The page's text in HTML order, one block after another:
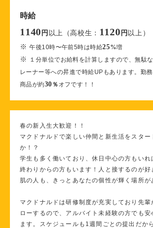
時給
1140 円 以上（高校生： 1120 円 以上）
※午後10時〜午前5時は時給25%増
※
１分単位でお給料を計算しますので、無駄
レーナー等への昇進で時給UPもあります。勤
商品が約30 ％ オフです！！
春の新入生大歓迎！！
マクドナルドで楽しい仲間と新生活をスター
か！？
学生も多く働いており、休日中心の方もいれ
終わりからの方もいます！人と接するのが好
肌の人も、きっとあなたの個性が輝く場所が
マクドナルドは研修制度が充実しており先輩
ローするので、アルバイト未経験の方でも安
ます。スケジュールも1週間ごとの提出だか